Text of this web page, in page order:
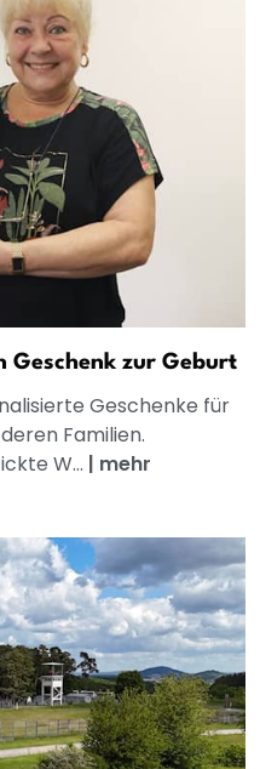
Geschenk zur Geburt
Geschenke für
Familien.
W... | mehr